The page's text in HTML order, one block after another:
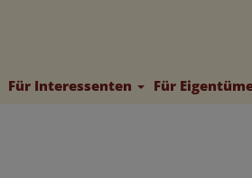
Für Interessenten Für